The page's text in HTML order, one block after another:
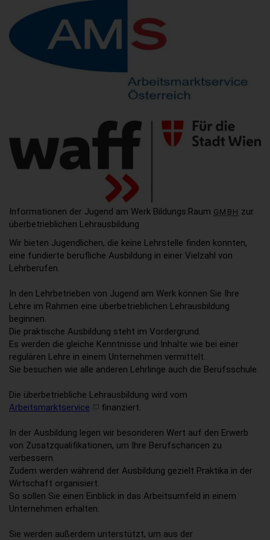
Informationen der Jugend am Werk Bildungs:Raum GMBH zur
überbetrieblichen Lehrausbildung
Wir bieten Jugendlichen, die keine Lehrstelle finden konnten,
eine fundierte berufliche Ausbildung in einer Vielzahl von
Lehrberufen.
In den Lehrbetrieben von Jugend am Werk können Sie Ihre
Lehre im Rahmen eine überbetrieblichen Lehrausbildung
beginnen.
Die praktische Ausbildung steht im Vordergrund.
Es werden die gleiche Kenntnisse und Inhalte wie bei einer
regulären Lehre in einem Unternehmen vermittelt.
Sie besuchen wie alle anderen Lehrlinge auch die Berufsschule.
Die überbetriebliche Lehrausbildung wird vom
Arbeitsmarktservice
finanziert.
In der Ausbildung legen wir besonderen Wert auf den Erwerb
von Zusatzqualifikationen, um Ihre Berufschancen zu
verbessern.
Zudem werden während der Ausbildung gezielt Praktika in der
Wirtschaft organisiert.
So sollen Sie einen Einblick in das Arbeitsumfeld in einem
Unternehmen erhalten.
Sie werden außerdem unterstützt, um aus der